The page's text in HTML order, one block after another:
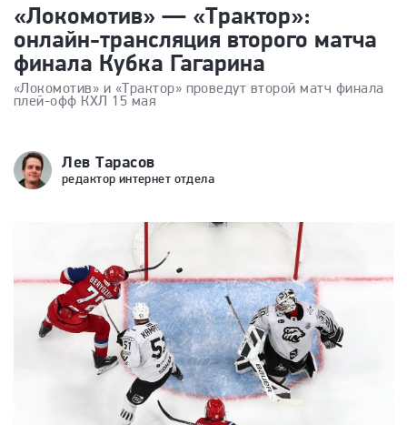
«Локомотив» — «Трактор»:
онлайн-трансляция второго матча
финала Кубка Гагарина
«Локомотив» и «Трактор» проведут второй матч финала
плей-офф КХЛ 15 мая
Лев Тарасов
редактор интернет отдела